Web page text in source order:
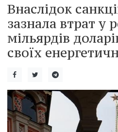
Внаслідок
зазнала втрат у
мільярдів
своїх